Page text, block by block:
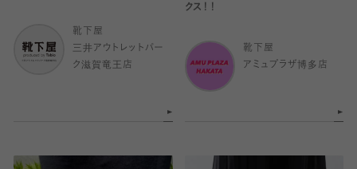
靴下屋
三井アウトレットパー
ク滋賀竜王店
クス！！
靴下屋
アミュプラザ博多店